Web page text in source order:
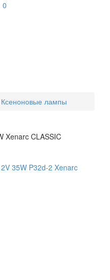
0
Ксеноновые лампы
Xenarc CLASSIC